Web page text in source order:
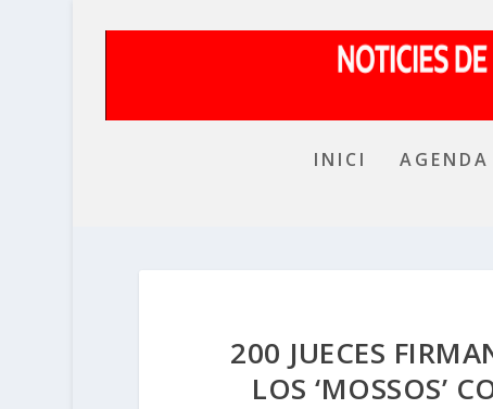
INICI AGENDA
200 JUECES
LOS ‘MOSSOS’